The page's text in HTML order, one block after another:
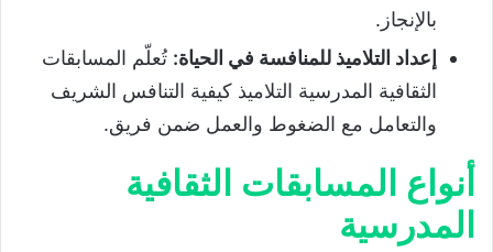
بالإنجاز.
إعداد التلاميذ للمنافسة في الحياة: تُعلّم المسابقات
الثقافية المدرسية التلاميذ كيفية التنافس الشريف
والتعامل مع الضغوط والعمل ضمن فريق.
أنواع المسابقات الثقافية
المدرسية